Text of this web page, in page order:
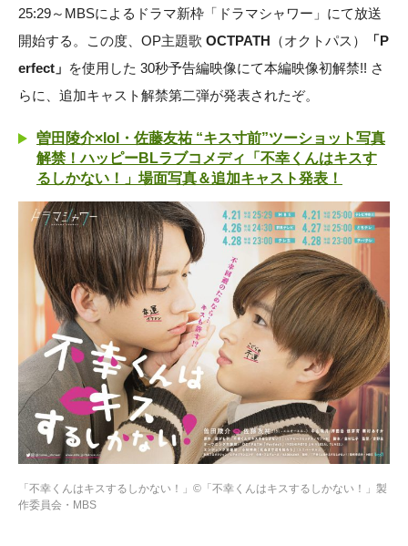
25:29～MBSによるドラマ新枠「ドラマシャワー」にて放送
開始する。この度、OP主題歌 OCTPATH （オクトパス）
「P
erfect」 を使用した 30秒予告編映像にて本編映像初解禁!! さ
らに、追加キャスト解禁第二弾が発表されたぞ。
曽田陵介×lol・佐藤友祐 “キス寸前”ツーショット写真
解禁！ハッピーBLラブコメディ「不幸くんはキスす
るしかない！」場面写真＆追加キャスト発表！
「不幸くんはキスするしかない！」©「不幸くんはキスするしかない！」製
作委員会・MBS